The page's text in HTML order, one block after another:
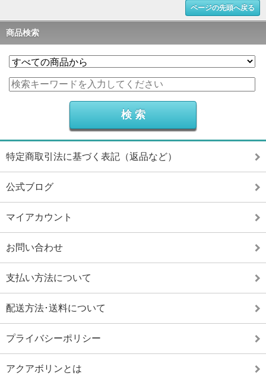
ページの先頭へ戻る
商品検索
特定商取引法に基づく表記（返品など）
公式ブログ
マイアカウント
お問い合わせ
支払い方法について
配送方法･送料について
プライバシーポリシー
アクアボリンとは